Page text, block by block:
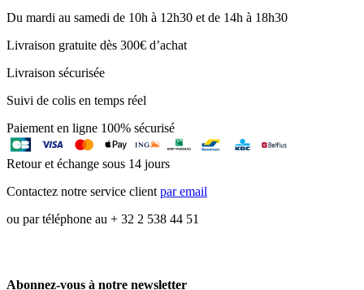
Du mardi au samedi de 10h à 12h30 et de 14h à 18h30
Livraison gratuite dès 300€ d’achat
Livraison sécurisée
Suivi de colis en temps réel
Paiement en ligne 100% sécurisé
Retour et échange sous 14 jours
Contactez notre service clientpar email
ou par téléphone au + 32 2 538 44 51
Abonnez-vous à notre newsletter